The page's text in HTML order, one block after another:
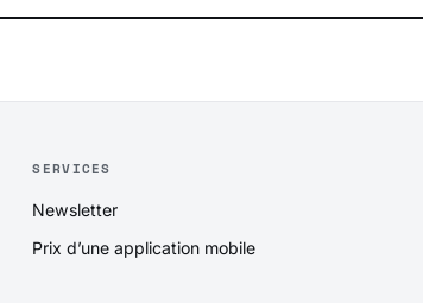
SERVICES
Newsletter
Prix d’une application mobile